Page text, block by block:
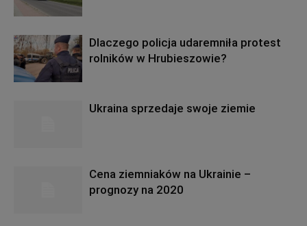
Dlaczego policja udaremniła protest
rolników w Hrubieszowie?
Ukraina sprzedaje swoje ziemie
Cena ziemniaków na Ukrainie –
prognozy na 2020